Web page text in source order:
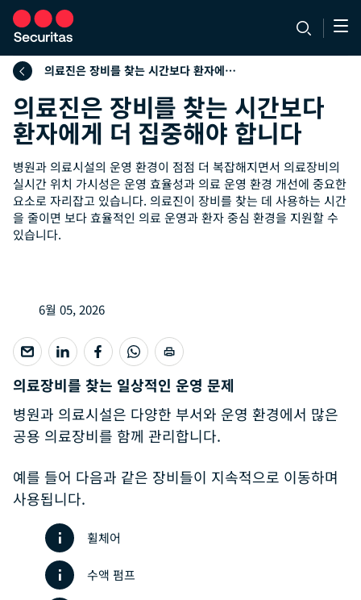
의료진은 장비를 찾는 시간보다 환자에게 더 집중해야 합니다
의료진은 장비를 찾는 시간보다
환자에게 더 집중해야 합니다
병원과 의료시설의 운영 환경이 점점 더 복잡해지면서 의료장비의
실시간 위치 가시성은 운영 효율성과 의료 운영 환경 개선에 중요한
요소로 자리잡고 있습니다. 의료진이 장비를 찾는 데 사용하는 시간
을 줄이면 보다 효율적인 의료 운영과 환자 중심 환경을 지원할 수
있습니다.
의료장비를 찾는 일상적인 운영 문제
병원과 의료시설은 다양한 부서와 운영 환경에서 많은
공용 의료장비를 함께 관리합니다.
예를 들어 다음과 같은 장비들이 지속적으로 이동하며
사용됩니다.
휠체어
수액 펌프
6월 05, 2026